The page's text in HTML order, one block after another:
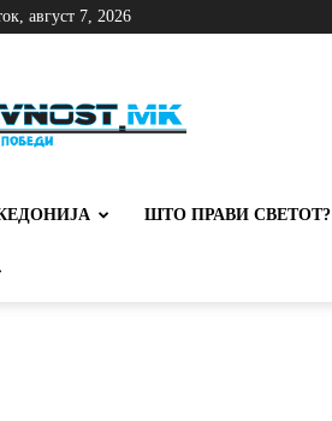
август 7, 2026
ШТО ПРАВИ СВЕТОТ?